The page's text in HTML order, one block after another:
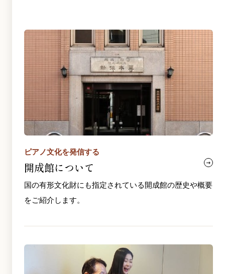
ピアノ文化を発信する
開成館について
国の有形文化財にも指定されている開成館の歴史や概要
をご紹介します。